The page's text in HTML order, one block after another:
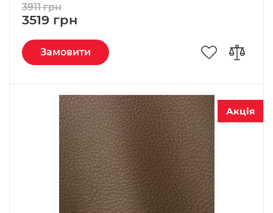
3519 грн
3911 грн
Замовити
Акція